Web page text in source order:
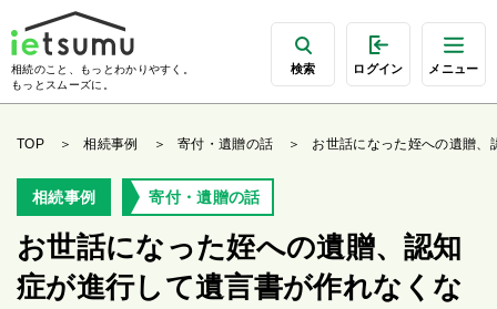
相続のこと、もっとわかりやすく。
もっとスムーズに。
検索 ログイン メニュー
TOP 相続事例 寄付・遺贈の話 お世話になった姪への遺贈、
相続事例 寄付・遺贈の話
お世話になった姪への遺贈、認知
症が進行して遺言書が作れなくな